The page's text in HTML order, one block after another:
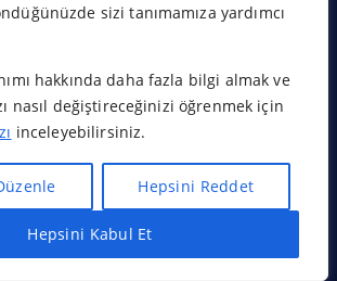
sizi tanımamıza yardımcı
hakkında daha fazla bilgi almak ve
nasıl değiştireceğinizi öğrenmek için
inceleyebilirsiniz.
Hepsini Reddet
Hepsini Kabul Et
Al